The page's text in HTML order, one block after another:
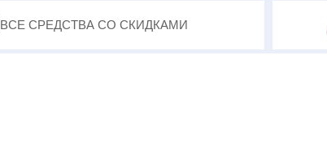
ВСЕ СРЕДСТВА СО СКИДКАМИ